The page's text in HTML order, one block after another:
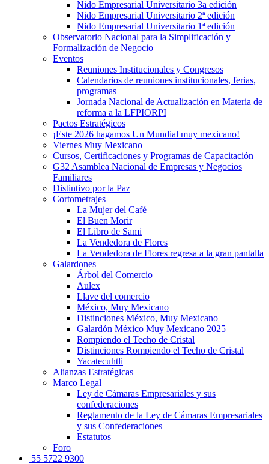
Nido Empresarial Universitario 3a edición
Nido Empresarial Universitario 2ª edición
Nido Empresarial Universitario 1ª edición
Observatorio Nacional para la Simplificación y
Formalización de Negocio
Eventos
Reuniones Institucionales y Congresos
Calendarios de reuniones institucionales, ferias,
programas
Jornada Nacional de Actualización en Materia de
reforma a la LFPIORPI
Pactos Estratégicos
¡Este 2026 hagamos Un Mundial muy mexicano!
Viernes Muy Mexicano
Cursos, Certificaciones y Programas de Capacitación
G32 Asamblea Nacional de Empresas y Negocios
Familiares
Distintivo por la Paz
Cortometrajes
La Mujer del Café
El Buen Morir
El Libro de Sami
La Vendedora de Flores
La Vendedora de Flores regresa a la gran pantalla
Galardones
Árbol del Comercio
Aulex
Llave del comercio
México, Muy Mexicano
Distinciones México, Muy Mexicano
Galardón México Muy Mexicano 2025
Rompiendo el Techo de Cristal
Distinciones Rompiendo el Techo de Cristal
Yacatecuhtli
Alianzas Estratégicas
Marco Legal
Ley de Cámaras Empresariales y sus
confederaciones
Reglamento de la Ley de Cámaras Empresariales
y sus Confederaciones
Estatutos
Foro
55 5722 9300